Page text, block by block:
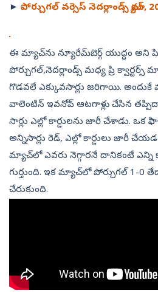
► పోర్చుగల్‌ వర్సెస్‌ నెదర్లాండ్స్‌ మ్యాచ్‌,
ఈ మ్యాచ్‌ను న్యూరేమ్‌బెర్గ్ యుద్ధం అని
పోర్చుగల్,నెదర్లాండ్స్ మధ్య ప్రి
గొడవలే ఎక్కువసార్లు జరిగాయి.
వాలెంటిన్ ఇవనోవ్ ఆటగాళ్లు చేసిన
సార్లు ఎల్లో కార్డులను జారీ చేశాడు. ఒక
అన్నిసార్లు రెడ్‌, ఎ‍ల్లో కార్డులు జారీ
మ్యాచ్‌లో ఎవరు నెగ్గారనే దానికంటే ఎన్ని
గుర్తుంది. ఇక మ్యాచ్‌లో పోర్చుగల్‌ 1-0
చేరుకుంది.